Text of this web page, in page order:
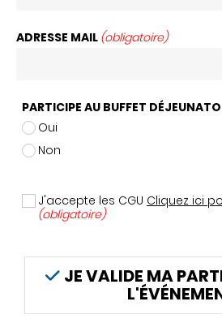
ADRESSE MAIL (obligatoire)
PARTICIPE AU BUFFET
Oui
Non
J'accepte les CGU Cliquez ici
(obligatoire)
JE VALIDE MA